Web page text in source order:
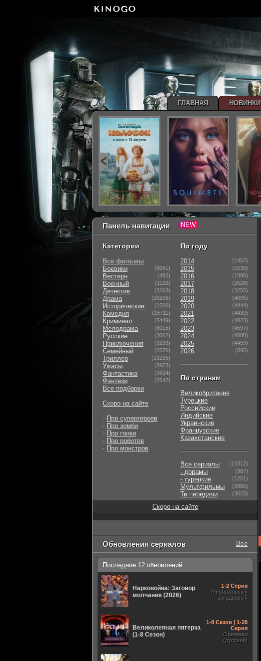
Панель навигации
Категории
Все фильмы
Боевики
(8061)
Вестерн (492)
Военный (1192)
Детектив (3263)
Драма (26206)
Исторические (1500)
Комедия (15711)
Криминал (5449)
Мелодрама (8015)
Русские (3062)
Приключения (3233)
Семейный (2570)
Триллер (13225)
Ужасы (8973)
Фантастика (3624)
Фэнтези (2547)
Все подборки
Скоро на сайте
- Про супергероев
- Про зомби
- Про гонки
- Про роботов
- Про монстров
По году
2014 (1457)
2015 (1539)
2016 (1880)
2017 (2528)
2018 (3255)
2019 (4695)
2020 (4444)
2021 (4439)
2022 (4823)
2023 (4597)
2024 (4888)
2025 (4459)
2026 (895)
По странам
Великобритания
Турецкие
Российские
Индийские
Украинские
Французские
Казахстанские
Все сериалы (15312)
- дорамы (987)
- турецкие (1251)
Мультфильмы (3880)
Тв передачи (3615)
Скоро на сайте
Обновления сериалов Все
Последние 12 обновлений
Нарковойна: Заговор
молчания (2026)
1-2 Серия
Многоголосый
закадровый
Великолепная пятерка
(1-8 Сезон)
1-8 Сезон | 1-28
Серия
Оригинал
(русский)
ГЛАВНАЯ НОВИНКИ